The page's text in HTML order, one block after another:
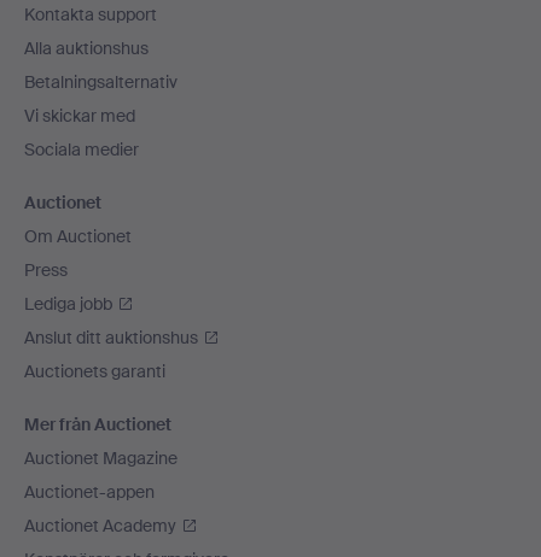
Kontakta support
Alla auktionshus
Betalningsalternativ
Vi skickar med
Sociala medier
Auctionet
Om Auctionet
Press
Lediga jobb
Anslut ditt auktionshus
Auctionets garanti
Mer från Auctionet
Auctionet Magazine
Auctionet-appen
Auctionet Academy